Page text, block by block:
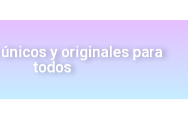
únicos y originales para
todos